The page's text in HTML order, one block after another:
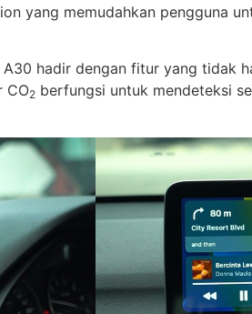
yang memudahkan pengguna
hadir dengan fitur yang tidak
CO2 berfungsi untuk mendeteksi